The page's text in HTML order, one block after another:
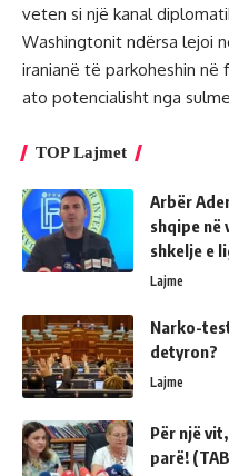
veten si një kanal
Washingtonit ndërsa lejoi
iranianë të parkoheshin
ato potencialisht nga
TOP Lajmet
Arbër
shqipe në
shkelje e
Lajme
Narko-
detyron?
Lajme
Për një
parë!